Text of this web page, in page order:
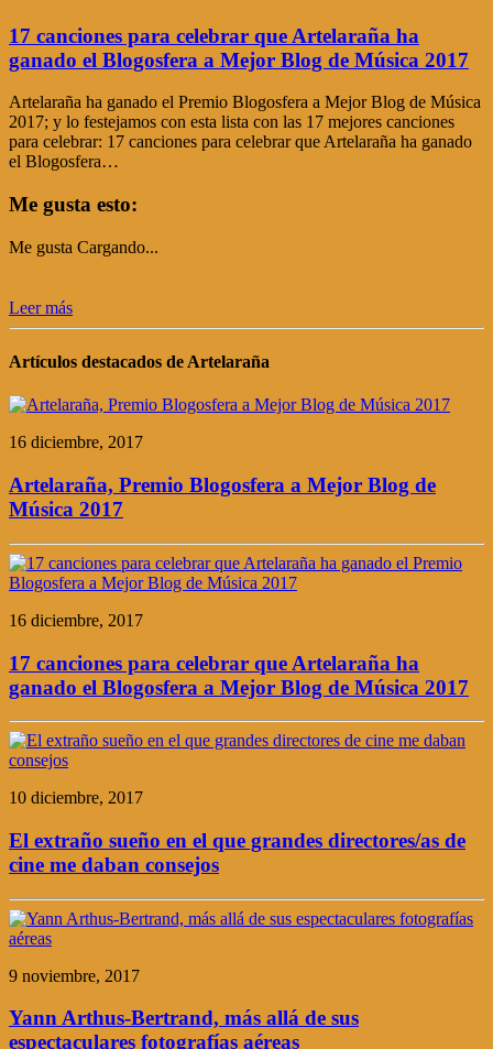
17 canciones para celebrar que Artelaraña ha
ganado el Blogosfera a Mejor Blog de Música 2017
Artelaraña ha ganado el Premio Blogosfera a Mejor Blog de Música
2017; y lo festejamos con esta lista con las 17 mejores canciones
para celebrar: 17 canciones para celebrar que Artelaraña ha ganado
el Blogosfera…
Me gusta esto:
Me gusta Cargando...
Leer más
Artículos destacados de Artelaraña
16 diciembre, 2017
Artelaraña, Premio Blogosfera a Mejor Blog de
Música 2017
16 diciembre, 2017
17 canciones para celebrar que Artelaraña ha
ganado el Blogosfera a Mejor Blog de Música 2017
10 diciembre, 2017
El extraño sueño en el que grandes directores/as de
cine me daban consejos
9 noviembre, 2017
Yann Arthus-Bertrand, más allá de sus
espectaculares fotografías aéreas